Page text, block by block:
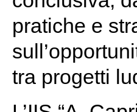
pratiche e
tra progetti